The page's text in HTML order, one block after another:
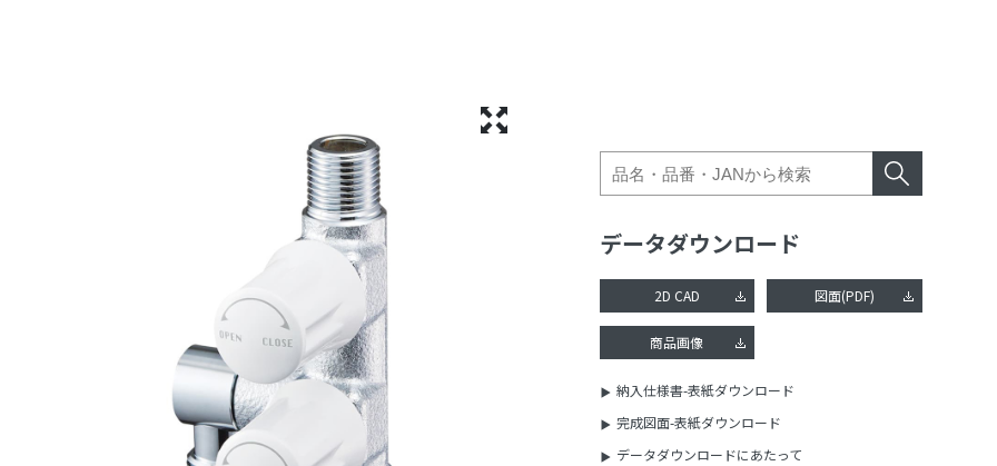
データダウンロード
2D CAD 図面(PDF)
商品画像
納入仕様書-表紙ダウンロード
完成図面-表紙ダウンロード
データダウンロードにあたって